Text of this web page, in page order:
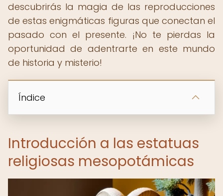
descubrirás la magia de las reproducciones
de estas enigmáticas figuras que conectan el
pasado con el presente. ¡No te pierdas la
oportunidad de adentrarte en este mundo
de historia y misterio!
Índice
Introducción a las estatuas
religiosas mesopotámicas